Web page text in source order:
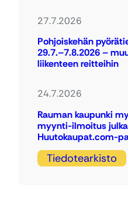
27.7.2026
Pohjoiskehän
29.7.–7.8.2026 –
liikenteen reitteihin
24.7.2026
Rauman kaupunki
myynti-ilmoitus
Huutokaupat.com-
Tiedotearkisto